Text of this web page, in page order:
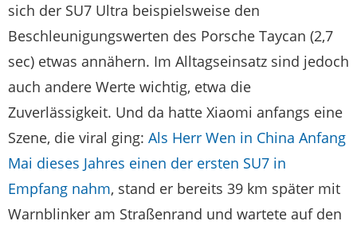
sich der SU7 Ultra beispielsweise den
Beschleunigungswerten des Porsche Taycan (2,7
sec) etwas annähern. Im Alltagseinsatz sind jedoch
auch andere Werte wichtig, etwa die
Zuverlässigkeit. Und da hatte Xiaomi anfangs eine
Szene, die viral ging: Als Herr Wen in China Anfang
Mai dieses Jahres einen der ersten SU7 in
Empfang nahm, stand er bereits 39 km später mit
Warnblinker am Straßenrand und wartete auf den